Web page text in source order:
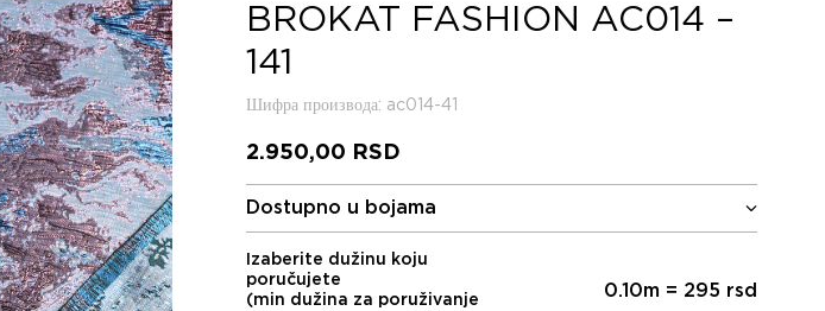
BROKAT FASHION AC014 –
141
Шифра производа: ac014-41
2.950,00 RSD
Dostupno u bojama
Izaberite dužinu koju
poručujete
(min dužina za poruživanje
0.10m = 295 rsd